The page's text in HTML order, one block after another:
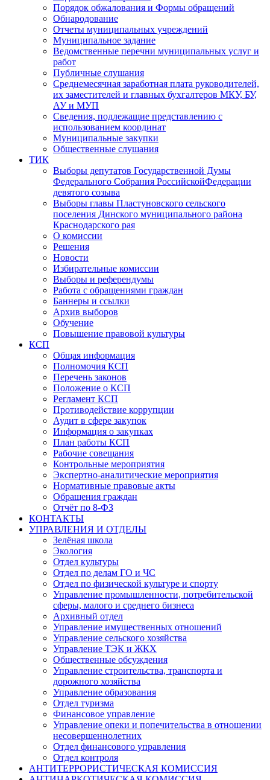
Порядок обжалования и Формы обращений
Обнародование
Отчеты муниципальных учреждений
Муниципальное задание
Ведомственные перечни муниципальных услуг и
работ
Публичные слушания
Среднемесячная заработная плата руководителей,
их заместителей и главных бухгалтеров МКУ, БУ,
АУ и МУП
Сведения, подлежащие представлению с
использованием координат
Муниципальные закупки
Общественные слушания
ТИК
Выборы депутатов Государственной Думы
Федерального Собрания РоссийскойФедерации
девятого созыва
Выборы главы Пластуновского сельского
поселения Динского муниципального района
Краснодарского рая
О комиссии
Решения
Новости
Избирательные комиссии
Выборы и референдумы
Работа с обращениями граждан
Баннеры и ссылки
Архив выборов
Обучение
Повышение правовой культуры
КСП
Общая информация
Полномочия КСП
Перечень законов
Положение о КСП
Регламент КСП
Противодействие коррупции
Аудит в сфере закупок
Информация о закупках
План работы КСП
Рабочие совещания
Контрольные мероприятия
Экспертно-аналитические мероприятия
Нормативные правовые акты
Обращения граждан
Отчёт по 8-ФЗ
КОНТАКТЫ
УПРАВЛЕНИЯ И ОТДЕЛЫ
Зелёная школа
Экология
Отдел культуры
Отдел по делам ГО и ЧС
Отдел по физической культуре и спорту
Управление промышленности, потребительской
сферы, малого и среднего бизнеса
Архивный отдел
Управление имущественных отношений
Управление сельского хозяйства
Управление ТЭК и ЖКХ
Общественные обсуждения
Управление строительства, транспорта и
дорожного хозяйства
Управление образования
Отдел туризма
Финансовое управление
Управление опеки и попечительства в отношении
несовершеннолетних
Отдел финансового управления
Отдел контроля
АНТИТЕРРОРИСТИЧЕСКАЯ КОМИССИЯ